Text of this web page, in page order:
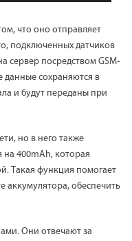
что оно отправляет
подключенных датчиков
сервер посредством GSM-
данные сохраняются в
и будут переданы при
но в него также
на 400mAh, которая
Такая функция помогает
аккумулятора, обеспечить
Они отвечают за